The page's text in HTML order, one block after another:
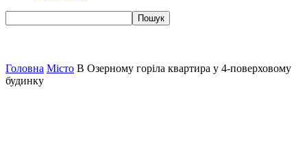
Головна Місто В Озерному горіла квартира у 4-поверховому
будинку